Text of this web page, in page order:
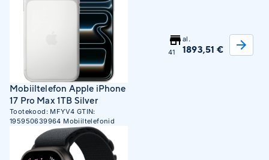
Mobiiltelefon Apple iPhone
17 Pro Max 1TB Silver
Tootekood: MFYV4 GTIN:
195950639964 Mobiiltelefonid
41
al.
1893,51 €